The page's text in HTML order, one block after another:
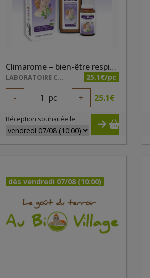
Climarome – bien-être respiratoire 50ml
LABORATOIRE COSBIONAT 25.1€/pc
- 1 pc + 25.1€
Réception souhaitée le
dès vendredi 07/08 (10:00)